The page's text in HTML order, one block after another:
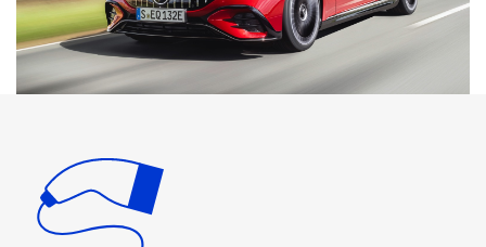
kW-Leistung als Ihr Fahrzeug geladen werden kann, wird
Ihr Fahrzeug nicht mit der maximalen Geschwindigkeit
geladen. Beachten Sie dies bitte bei der Auswahl Ihrer
Ladezubehörprodukte. Wir empfehlen Ihnen, Produkte zu
Ladeleistung zu gewährleisten. Unsere Heimladestationen
sind in verschiedenen Leistungsstufen erhältlich, darunter
3,7 kW, 7,4 kW, 11 kW und 22 kW. Wählen Sie die